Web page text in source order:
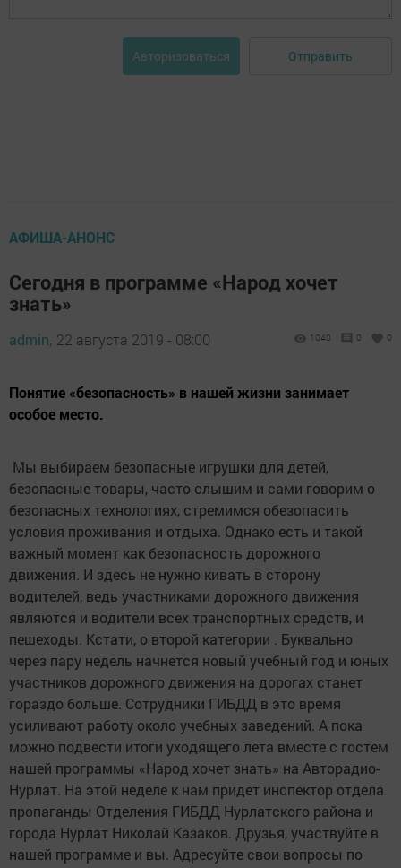
Авторизоваться Отправить
АФИША-АНОНС
Сегодня в программе «Народ хочет
знать»
admin, 22 августа 2019 - 08:00 1040 0 0
Понятие «безопасность» в нашей жизни занимает
особое место.
Мы выбираем безопасные игрушки для детей,
безопасные товары, часто слышим и сами говорим о
безопасных технологиях, стремимся обезопасить
условия проживания и отдыха. Однако есть и такой
важный момент как безопасность дорожного
движения. И здесь не нужно кивать в сторону
водителей, ведь участниками дорожного движения
являются и водители всех транспортных средств, и
пешеходы. Кстати, о второй категории . Буквально
через пару недель начнется новый учебный год и юных
участников дорожного движения на дорогах станет
гораздо больше. Сотрудники ГИБДД в это время
усиливают работу около учебных заведений. А пока
можно подвести итоги уходящего лета вместе с гостем
нашей программы «Народ хочет знать» на Авторадио-
Нурлат. На этой неделе к нам придет инспектор отдела
пропаганды Отделения ГИБДД Нурлатского района и
города Нурлат Николай Казаков. Друзья, участвуйте в
нашей программе и вы. Адресуйте свои вопросы по